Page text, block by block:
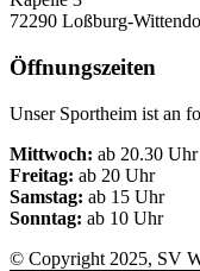
72290 Loßburg-
Öffnungszeiten
Unser Sportheim ist an
Mittwoch: ab 20.30 Uhr
Freitag: ab 20 Uhr
Samstag: ab 15 Uhr
Sonntag: ab 10 Uhr
© Copyright 2025, SV